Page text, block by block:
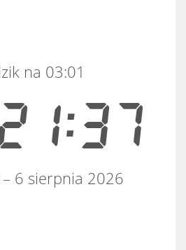
na 03:01
6 sierpnia 2026